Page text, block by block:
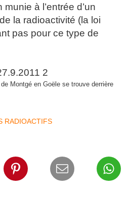
à l’entrée d’un
la radioactivité (la loi
pas pour ce type de
Montgé en Goële se trouve derrière
RADIOACTIFS